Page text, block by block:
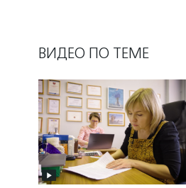
ВИДЕО ПО ТЕМЕ